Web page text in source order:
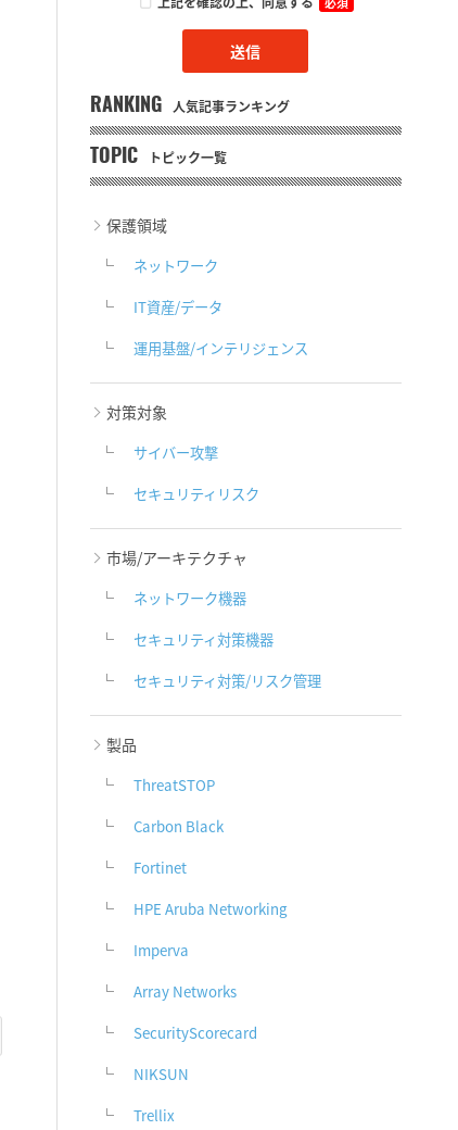
RANKING 人気記事ランキング
TOPIC トピック一覧
保護領域
ネットワーク
IT資産/データ
運用基盤/インテリジェンス
対策対象
サイバー攻撃
セキュリティリスク
市場/アーキテクチャ
ネットワーク機器
セキュリティ対策機器
セキュリティ対策/リスク管理
製品
ThreatSTOP
Carbon Black
Fortinet
HPE Aruba Networking
Imperva
Array Networks
SecurityScorecard
NIKSUN
Trellix